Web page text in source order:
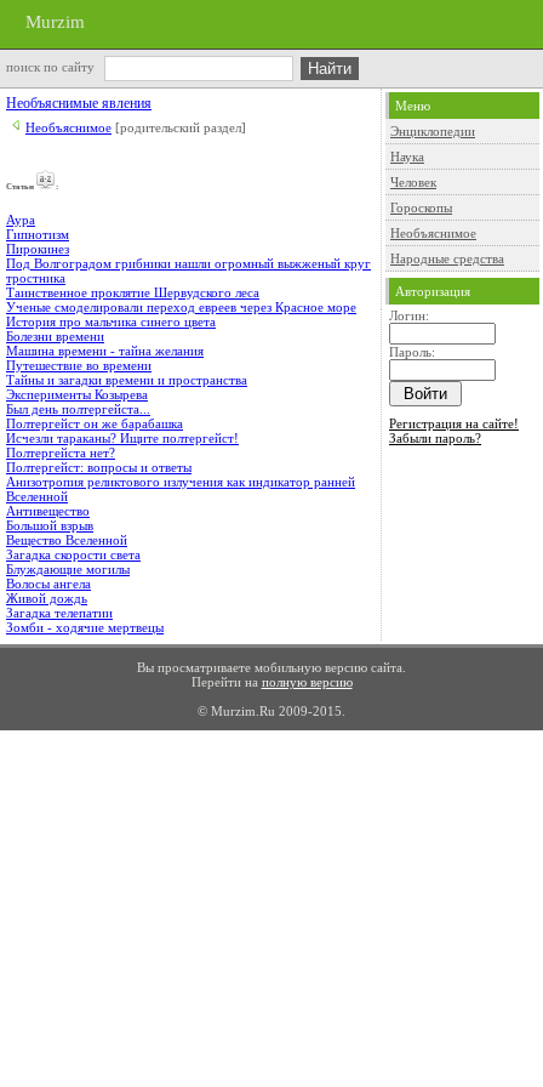
Murzim
поиск по сайту
Необъяснимые явления
Необъяснимое [родительский раздел]
Cтатьи :
Аура
Гипнотизм
Пирокинез
Под Волгоградом грибники нашли огромный выжженый круг
тростника
Таинственное проклятие Шервудского леса
Ученые смоделировали переход евреев через Красное море
История про мальчика синего цвета
Болезни времени
Машина времени - тайна желания
Путешествие во времени
Тайны и загадки времени и пространства
Эксперименты Козырева
Был день полтергейста...
Полтергейст он же барабашка
Исчезли тараканы? Ищите полтергейст!
Полтергейста нет?
Полтергейст: вопросы и ответы
Анизотропия реликтового излучения как индикатор ранней
Вселенной
Антивещество
Большой взрыв
Вещество Вселенной
Загадка скорости света
Блуждающие могилы
Волосы ангела
Живой дождь
Загадка телепатии
Зомби - ходячие мертвецы
Меню
Энциклопедии
Наука
Человек
Гороскопы
Необъяснимое
Народные средства
Авторизация
Логин:
Пароль:
Регистрация на сайте!
Забыли пароль?
Вы просматриваете мобильную версию сайта.
Перейти на полную версию
© Murzim.Ru 2009-2015.